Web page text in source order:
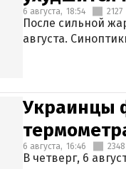
6 августа, 18:54 2127
После сильной
августа.
Украинцы
6 августа, 16:46 2348
В четверг, 6